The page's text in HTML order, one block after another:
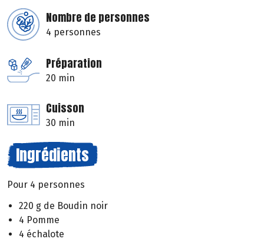
Nombre de personnes
4 personnes
Préparation
20 min
Cuisson
30 min
Ingrédients
Pour 4 personnes
220 g de Boudin noir
4 Pomme
4 échalote